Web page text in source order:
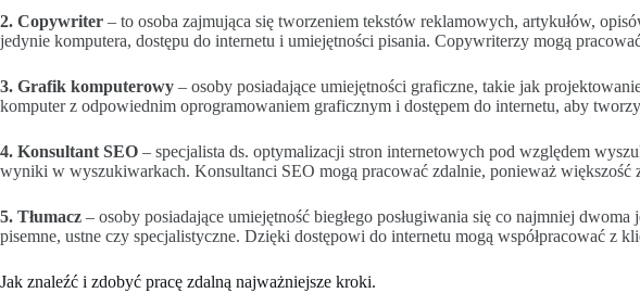
2. Copywriter – to osoba zajmująca się tworzeniem tekstów reklamowych, artykułów,
jedynie komputera, dostępu do internetu i umiejętności pisania. Copywriterzy mogą
3. Grafik komputerowy – osoby posiadające umiejętności graficzne, takie jak
komputer z odpowiednim oprogramowaniem graficznym i dostępem do internetu, aby
4. Konsultant SEO – specjalista ds. optymalizacji stron internetowych pod względem
wyniki w wyszukiwarkach. Konsultanci SEO mogą pracować zdalnie, ponieważ
5. Tłumacz – osoby posiadające umiejętność biegłego posługiwania się co najmniej
pisemne, ustne czy specjalistyczne. Dzięki dostępowi do internetu mogą współpracować z
Jak znaleźć i zdobyć pracę zdalną najważniejsze kroki.